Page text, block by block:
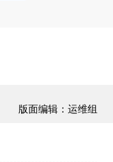
版面编辑：运维组